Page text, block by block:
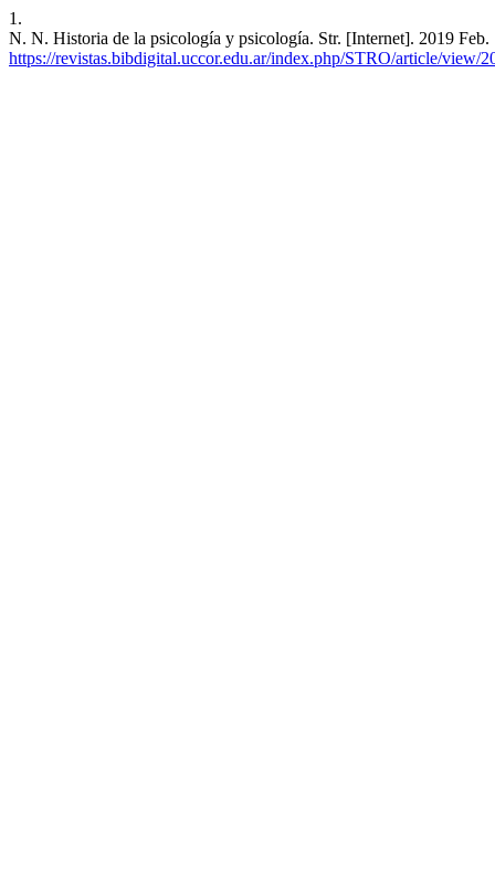
1.
N. N. Historia de la psicología y psicología. Str. [Internet]. 2019
https://revistas.bibdigital.uccor.edu.ar/index.php/STRO/article/view/